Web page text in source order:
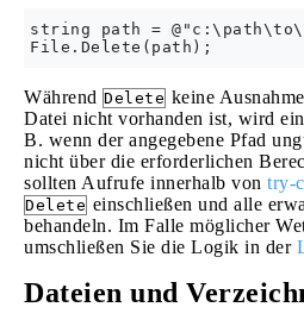
string path =
Während Delete keine Ausnahme
Datei nicht vorhanden ist, wird
B. wenn der angegebene Pfad
nicht über die erforderlichen
sollten Aufrufe innerhalb von try-
Delete einschließen und alle
behandeln. Im Falle möglicher
umschließen Sie die Logik in der
Dateien und